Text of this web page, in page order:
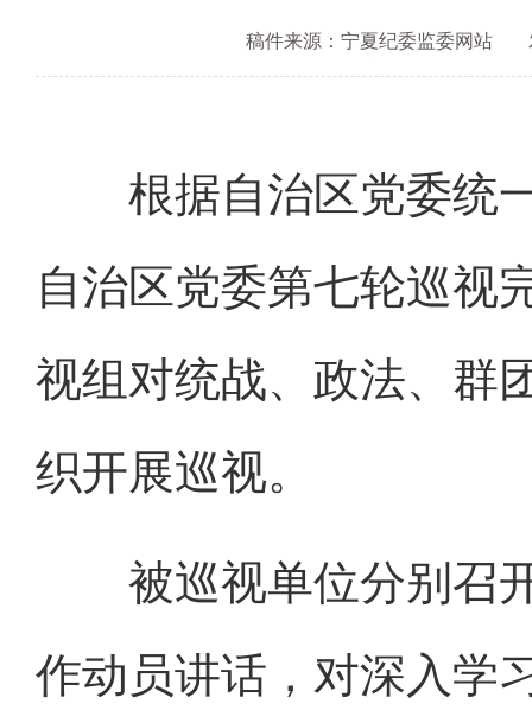
稿件来源：宁夏纪委监委网站
根据自治区党委统一
自治区党委第七轮巡视
视组对统战、政法、群
织开展巡视。
被巡视单位分别召开
作动员讲话，对深入学